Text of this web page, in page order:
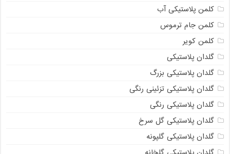
کلمن پلاستیکی آب
کلمن جام ترموس
کلمن کویر
گلدان پلاستیکی
گلدان پلاستیکی بزرگ
گلدان پلاستیکی تزئینی رنگی
گلدان پلاستیکی رنگی
گلدان پلاستیکی گل سرخ
گلدان پلاستیکی گلپونه